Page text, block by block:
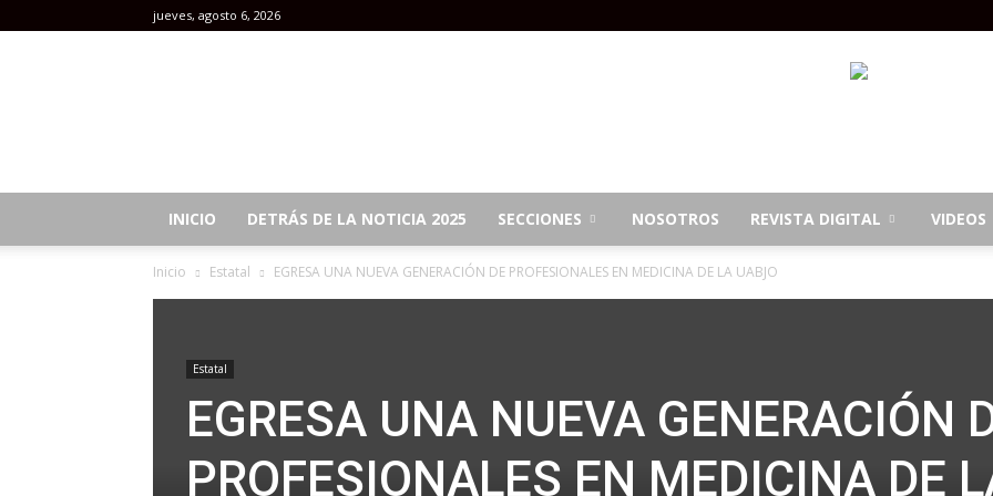
jueves, agosto 6, 2026
INICIO DETRÁS DE LA NOTICIA 2025 SECCIONES NOSOTROS REVISTA DIGITAL VIDEOS
Inicio Estatal EGRESA UNA NUEVA GENERACIÓN DE PROFESIONALES EN MEDICINA DE LA UABJO
Estatal
EGRESA UNA NUEVA GENERACIÓN
PROFESIONALES EN MEDICINA DE